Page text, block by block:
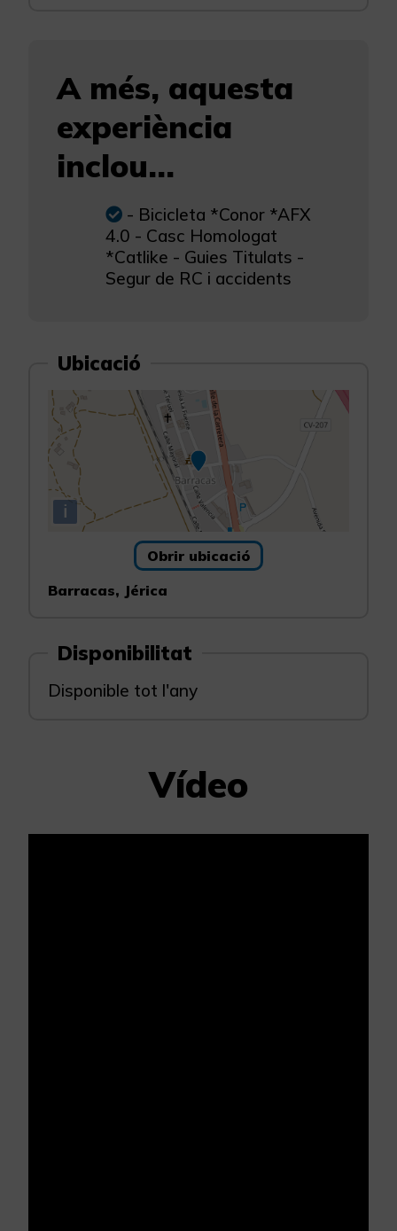
A més, aquesta
experiència
inclou...
- Bicicleta *Conor *AFX
4.0 - Casc Homologat
*Catlike - Guies Titulats -
Segur de RC i accidents
Ubicació
i
Obrir ubicació
Barracas, Jérica
Disponibilitat
Disponible tot l'any
Vídeo